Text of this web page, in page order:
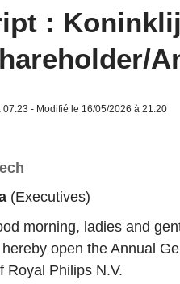
:
- Modifié le 16/05/2026 à 21:20
(Executives)
morning, ladies and
open the Annual
Royal Philips N.V.